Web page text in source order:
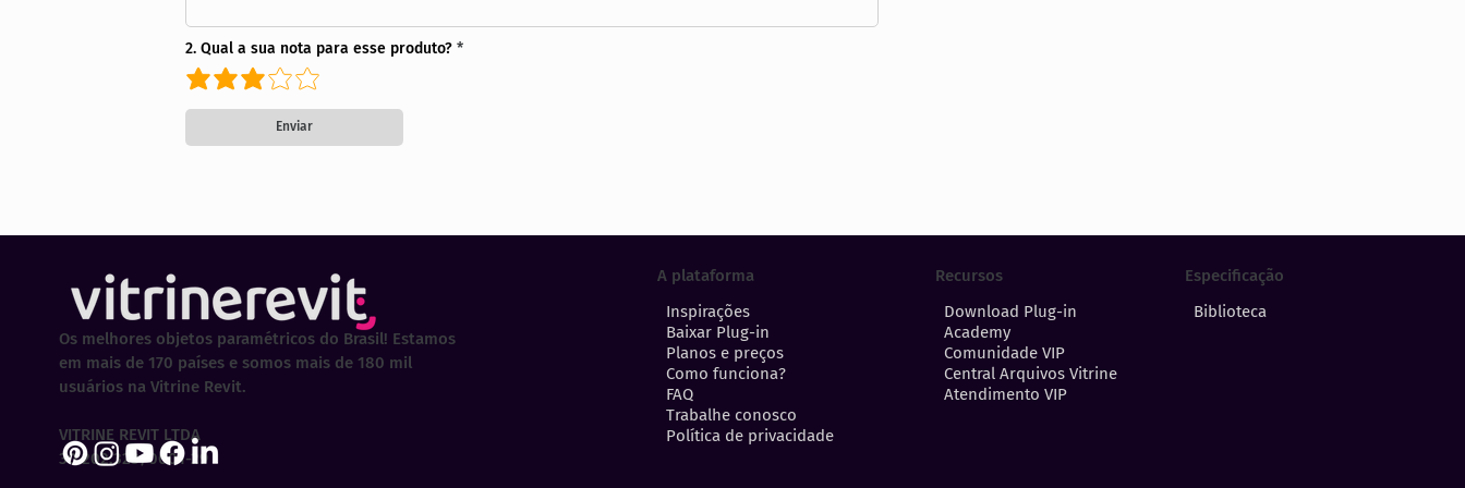
2. Qual a sua nota para esse produto?
Enviar
A plataforma
Inspirações
Baixar Plug-in
Planos e preços
Como funciona?
FAQ
Trabalhe conosco
Política de privacidade
Recursos
Download Plug-in
Academy
Comunidade VIP
Central Arquivos Vitrine
Atendimento VIP
Especificação
Biblioteca
Os melhores objetos paramétricos do Brasil! Estamos
em mais de 170 países e somos mais de 180 mil
usuários na Vitrine Revit.
VITRINE REVIT LTDA
30.202.323/0001-29